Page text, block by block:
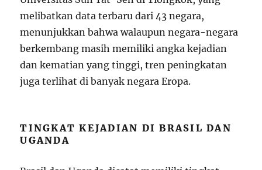
melibatkan data terbaru dari 43 negara,
menunjukkan bahwa walaupun negara-negara
berkembang masih memiliki angka kejadian
dan kematian yang tinggi, tren peningkatan
juga terlihat di banyak negara Eropa.
TINGKAT KEJADIAN DI BRASIL DAN
UGANDA